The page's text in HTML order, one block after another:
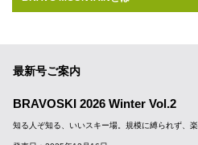
最新号ご案内
BRAVOSKI 2026 Winter Vol.2
知る人ぞ知る、いいスキー場。規模に縛られず、